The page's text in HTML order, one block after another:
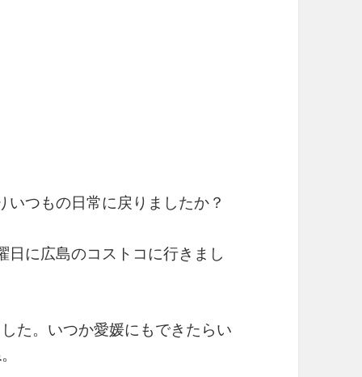
つもの日常に戻りましたか？
に広島のコストコに行きまし
た。いつか愛媛にもできたらい